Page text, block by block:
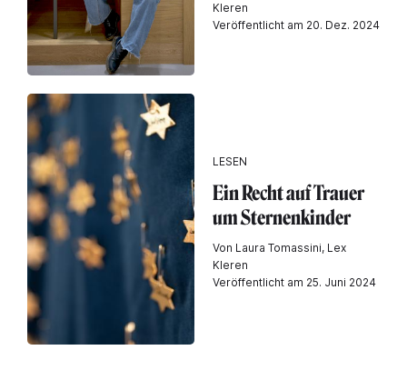
Kleren
Veröffentlicht am 20. Dez. 2024
LESEN
Ein Recht auf Trauer
um Sternenkinder
Von Laura Tomassini, Lex
Kleren
Veröffentlicht am 25. Juni 2024